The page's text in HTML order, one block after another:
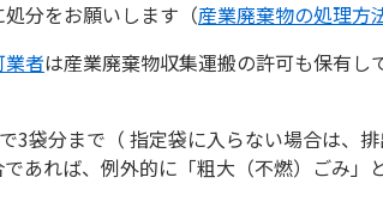
分をお願いします（産業廃棄物の処理方
業者は産業廃棄物収集運搬の許可も保有し
3袋分まで（ 指定袋に入らない場合は、
あれば、例外的に「粗大（不燃）ごみ」